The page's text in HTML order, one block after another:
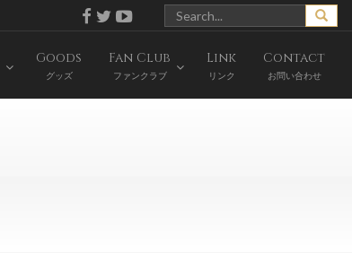
Goods
グッズ
Fan Club
ファンクラブ
Link
リンク
Contact
お問い合わせ